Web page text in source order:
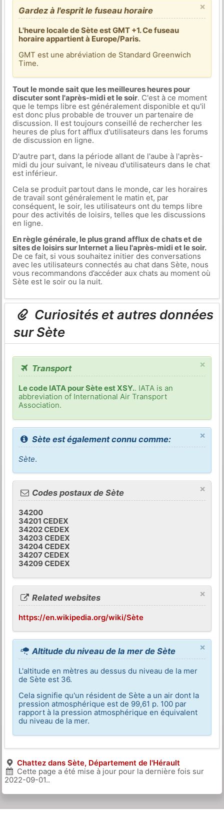
×
Gardez à l'esprit le fuseau horaire
L'heure locale de Sète est GMT +1. Ce fuseau
horaire appartient à Europe/Paris.
GMT est une abréviation de Standard Greenwich
Time.
Tout le monde sait que les meilleures heures pour
discuter sont l'après-midi et le soir. C'est à ce moment
que le temps libre est généralement disponible et qu'il
est donc plus probable de trouver un partenaire de
discussion. Il est toujours conseillé de rechercher les
heures de plus fort afflux d'utilisateurs dans les forums
de discussion en ligne.
D'autre part, dans la période allant de l'aube à l'après-
midi du jour suivant, le niveau d'utilisateurs dans le chat
est inférieur.
Cela se produit partout dans le monde, car les horaires
de travail sont généralement le matin et, par
conséquent, le soir, les utilisateurs ont du temps libre
pour des activités de loisirs, telles que les discussions
en ligne.
En règle générale, le plus grand afflux de chats et de
sites de loisirs sur Internet a lieu l'après-midi et le soir.
De ce fait, si vous souhaitez initier des conversations
avec les utilisateurs connectés au chat dans Sète, nous
vous recommandons d’accéder aux chats au moment où
Sète est le soir ou la nuit.
Curiosités et autres données
sur Sète
×
Transport
Le code IATA pour Sète est XSY.. IATA is an
abbreviation of International Air Transport
Association.
×
Sète est également connu comme:
Sète.
×
Codes postaux de Sète
34200
34201 CEDEX
34202 CEDEX
34203 CEDEX
34204 CEDEX
34207 CEDEX
34209 CEDEX
×
Related websites
https://en.wikipedia.org/wiki/Sète
×
Altitude du niveau de la mer de Sète
L'altitude en mètres au dessus du niveau de la mer
de Sète est 36.
Cela signifie qu'un résident de Sète a un air dont la
pression atmosphérique est de 99,61 p. 100 par
rapport à la pression atmosphérique en équivalent
du niveau de la mer.
Chattez dans Sète, Département de l'Hérault
Cette page a été mise à jour pour la dernière fois sur
2022-09-01..